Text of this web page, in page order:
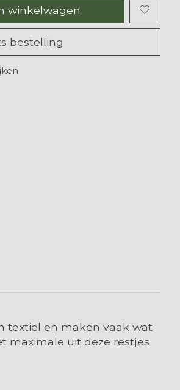
winkelwagen
bestelling
textiel en maken vaak wat
maximale uit deze restjes